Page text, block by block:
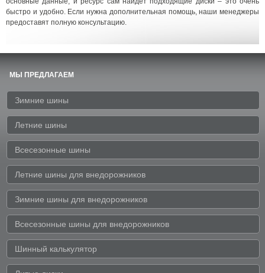
быстро и удобно. Если нужна дополнительная помощь, наши менеджеры
предоставят полную консультацию.
МЫ ПРЕДЛАГАЕМ
Зимние шины
Летние шины
Всесезонные шины
Летние шины для внедорожников
Зимние шины для внедорожников
Всесезонные шины для внедорожников
Шинный калькулятор